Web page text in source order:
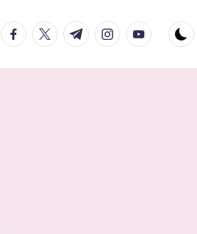
facebook.com
twitter.com
t.me instagram.com
youtube.com